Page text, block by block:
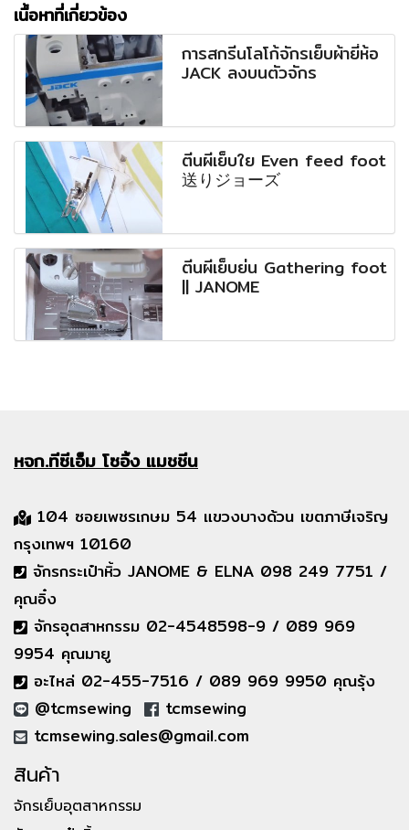
เนื้อหาที่เกี่ยวข้อง
การสกรีนโลโก้จักรเย็บผ้ายี่ห้อ
JACK ลงบนตัวจักร
ตีนผีเย็บใย Even feed foot
送りジョーズ
ตีนผีเย็บย่น Gathering foot
|| JANOME
หจก.ทีซีเอ็ม โซอิ้ง แมชชีน
104 ซอยเพชรเกษม 54 แขวงบางด้วน เขตภาษีเจริญ
กรุงเทพฯ 10160
จักรกระเป๋าหิ้ว JANOME & ELNA 098 249 7751 /
คุณอิ๋ง
จักรอุตสาหกรรม 02-4548598-9 / 089 969
9954 คุณมายู
อะไหล่ 02-455-7516 / 089 969 9950 คุณรุ้ง
@tcmsewing
tcmsewing
tcmsewing.sales@gmail.com
สินค้า
จักรเย็บอุตสาหกรรม